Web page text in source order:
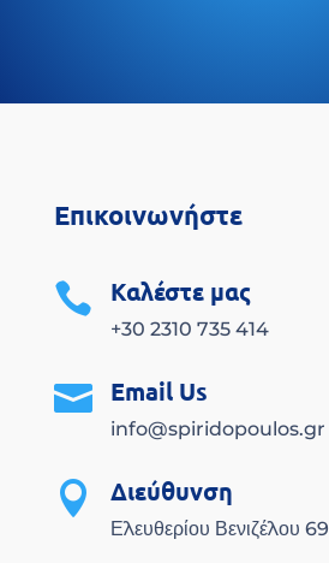
Επικοινωνήστε
 Καλέστε μας
+30 2310 735 414
 Email Us
info@spiridopoulos.gr
 Διεύθυνση
Ελευθερίου Βενιζέλου 69